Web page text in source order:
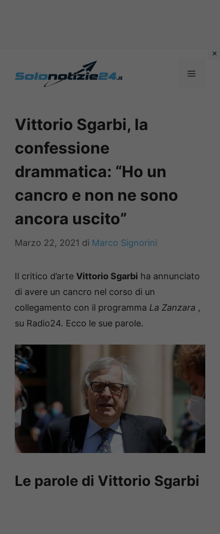
MENU
Vittorio Sgarbi, la
confessione
drammatica: “Ho un
cancro e non ne sono
ancora uscito”
Marzo 22, 2021 di Marco Signorini
Il critico d’arte Vittorio Sgarbi ha annunciato
di avere un cancro nel corso di un
collegamento con il programma La Zanzara ,
su Radio24. Ecco le sue parole.
Le parole di Vittorio Sgarbi